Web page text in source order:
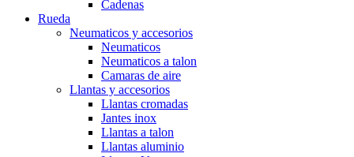
Cadenas
Rueda
Neumaticos y accesorios
Neumaticos
Neumaticos a talon
Camaras de aire
Llantas y accesorios
Llantas cromadas
Jantes inox
Llantas a talon
Llantas aluminio